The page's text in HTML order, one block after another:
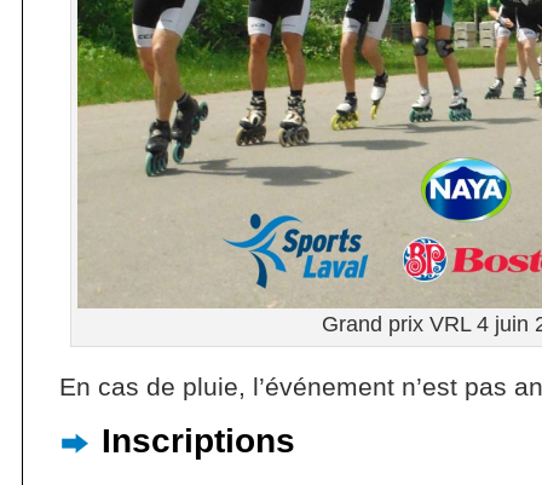
Grand prix VRL 4 juin
En cas de pluie, l’événement n’est pas
Inscriptions